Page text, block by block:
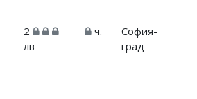
2
лв
ч.
София-
град